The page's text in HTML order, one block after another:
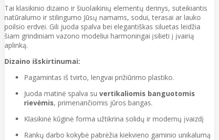
Tai klasikinio dizaino ir šiuolaikinių elementų derinys, suteikiantis
natūralumo ir stilingumo Jūsų namams, sodui, terasai ar lauko
poilsio erdvei. Gili juoda spalva bei elegantiškas siluetas leidžia
šiam grindiniam vazono modeliui harmoningai įsilieti į įvairią
aplinką.
Dizaino išskirtinumai:
Pagamintas iš tvirto, lengvai prižiūrimo plastiko.
Juoda matinė spalva su vertikaliomis banguotomis
rievėmis, primenančiomis jūros bangas.
Klasikinė kūginė forma užtikrina solidų ir modernų įvaizdį
Rankų darbo kokybė pabrėžia kiekvieno gaminio unikalumą